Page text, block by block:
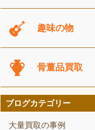
趣味の物
骨董品買取
ブログカテゴリー
大量買取の事例